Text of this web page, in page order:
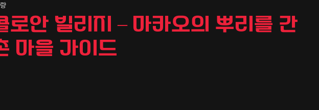
로안 빌리지 – 마카오의 뿌리를 간
마을 가이드